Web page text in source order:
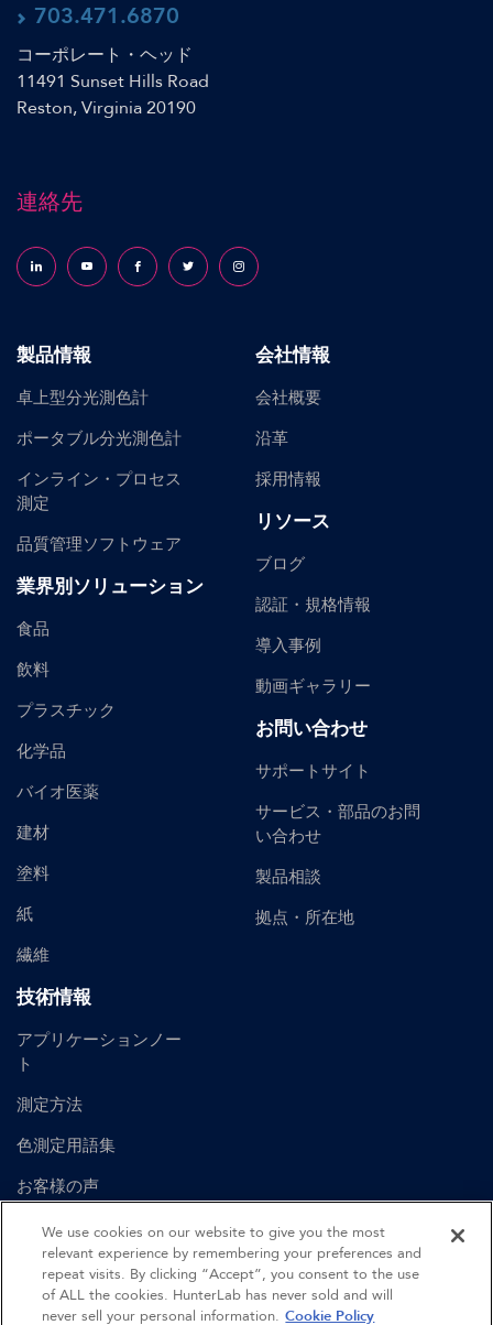
703.471.6870
コーポレート・ヘッド
11491 Sunset Hills Road
Reston, Virginia 20190
連絡先
Follow us on LinkedInFollow us on YouTubeFollow us on Facebook
Follow us on X (formerly Twitter)
Follow us on Instagram
製品情報
卓上型分光測色計
ポータブル分光測色計
インライン・プロセス
測定
品質管理ソフトウェア
業界別ソリューション
食品
飲料
プラスチック
化学品
バイオ医薬
建材
塗料
紙
繊維
技術情報
アプリケーションノー
ト
測定方法
色測定用語集
お客様の声
ユーザーマニュアル
会社情報
会社概要
沿革
採用情報
リソース
ブログ
認証・規格情報
導入事例
動画ギャラリー
お問い合わせ
サポートサイト
サービス・部品のお問
い合わせ
製品相談
拠点・所在地
©2026Hunter Associates Laboratory, Inc.
We use cookies on our website to give you the most
relevant experience by remembering your preferences and
repeat visits. By clicking “Accept”, you consent to the use
of ALL the cookies. HunterLab has never sold and will
never sell your personal information. Cookie Policy